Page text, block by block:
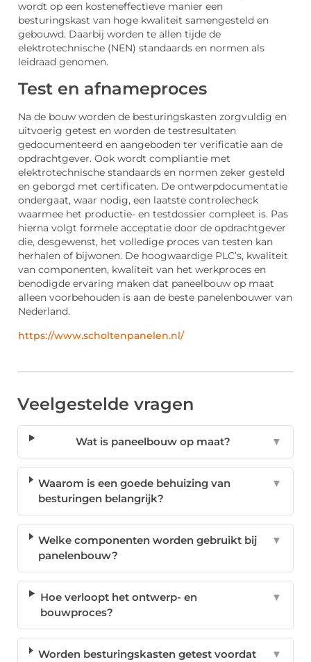
wordt op een kosteneffectieve manier een
besturingskast van hoge kwaliteit samengesteld en
gebouwd. Daarbij worden te allen tijde de
elektrotechnische (NEN) standaards en normen als
leidraad genomen.
Test en afnameproces
Na de bouw worden de besturingskasten zorgvuldig en
uitvoerig getest en worden de testresultaten
gedocumenteerd en aangeboden ter verificatie aan de
opdrachtgever. Ook wordt compliantie met
elektrotechnische standaards en normen zeker gesteld
en geborgd met certificaten. De ontwerpdocumentatie
ondergaat, waar nodig, een laatste controlecheck
waarmee het productie- en testdossier compleet is. Pas
hierna volgt formele acceptatie door de opdrachtgever
die, desgewenst, het volledige proces van testen kan
herhalen of bijwonen. De hoogwaardige PLC’s, kwaliteit
van componenten, kwaliteit van het werkproces en
benodigde ervaring maken dat paneelbouw op maat
alleen voorbehouden is aan de beste panelenbouwer van
Nederland.
https://www.scholtenpanelen.nl/
Veelgestelde vragen
Wat is paneelbouw op maat? ▼
Waarom is een goede behuizing van
besturingen belangrijk?
▼
Welke componenten worden gebruikt bij
panelenbouw?
▼
Hoe verloopt het ontwerp- en
bouwproces?
▼
Worden besturingskasten getest voordat
▼